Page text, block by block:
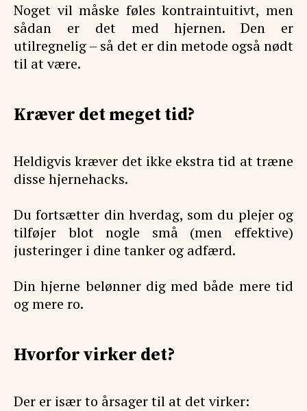
Noget vil måske føles kontraintuitivt, men
sådan er det med hjernen. Den er
utilregnelig – så det er din metode også nødt
til at være.
Kræver det meget tid?
Heldigvis kræver det ikke ekstra tid at træne
disse hjernehacks.
Du fortsætter din hverdag, som du plejer og
tilføjer blot nogle små (men effektive)
justeringer i dine tanker og adfærd.
Din hjerne belønner dig med både mere tid
og mere ro.
Hvorfor virker det?
Der er især to årsager til at det virker: